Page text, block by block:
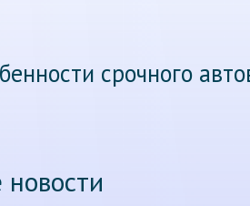
срочного
новости